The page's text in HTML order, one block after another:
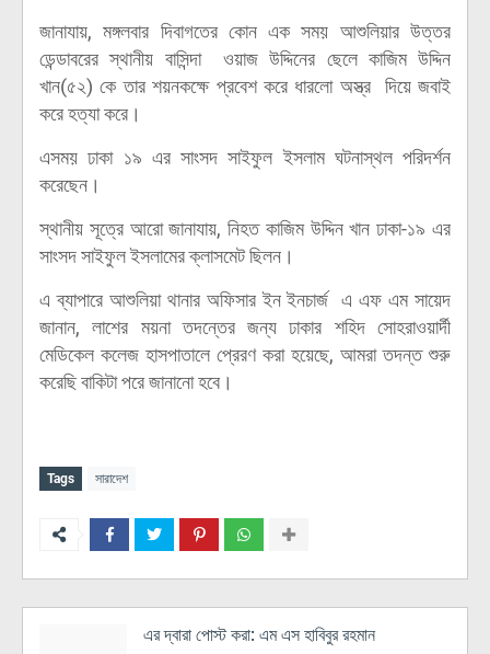
জানাযায়, মঙ্গলবার দিবাগতের কোন এক সময় আশুলিয়ার উত্তর
ডেন্ডাবরের স্থানীয় বাসিন্দা ওয়াজ উদ্দিনের ছেলে কাজিম উদ্দিন
খান(৫২) কে তার শয়নকক্ষে প্রবেশ করে ধারলো অস্ত্র দিয়ে জবাই
করে হত্যা করে।
এসময় ঢাকা ১৯ এর সাংসদ সাইফুল ইসলাম ঘটনাস্থল পরিদর্শন
করেছেন।
স্থানীয় সূত্রে আরো জানাযায়, নিহত কাজিম উদ্দিন খান ঢাকা-১৯ এর
সাংসদ সাইফুল ইসলামের ক্লাসমেট ছিলন।
এ ব্যাপারে আশুলিয়া থানার অফিসার ইন ইনচার্জ এ এফ এম সায়েদ
জানান, লাশের ময়না তদন্তের জন্য ঢাকার শহিদ সোহরাওয়ার্দী
মেডিকেল কলেজ হাসপাতালে প্রেরণ করা হয়েছে, আমরা তদন্ত শুরু
করেছি বাকিটা পরে জানানো হবে।
Tags সারাদেশ
এর দ্বারা পোস্ট করা: এম এস হাবিবুর রহমান